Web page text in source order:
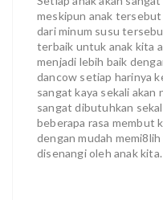
meskipun anak
dari minum susu
terbaik untuk anak kita
menjadi lebih baik
dancow setiap harinya
sangat kaya sekali akan
sangat dibutuhkan
beberapa rasa membut
dengan mudah
disenangi oleh anak kita.